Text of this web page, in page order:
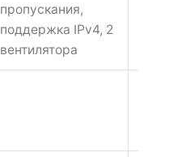
пропускания,
поддержка IPv4, 2
вентилятора